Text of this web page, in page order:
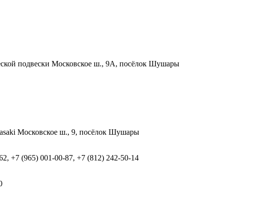
подвески Московское ш., 9А, посёлок Шушары
Московское ш., 9, посёлок Шушары
+7 (965) 001-00-87, +7 (812) 242-50-14